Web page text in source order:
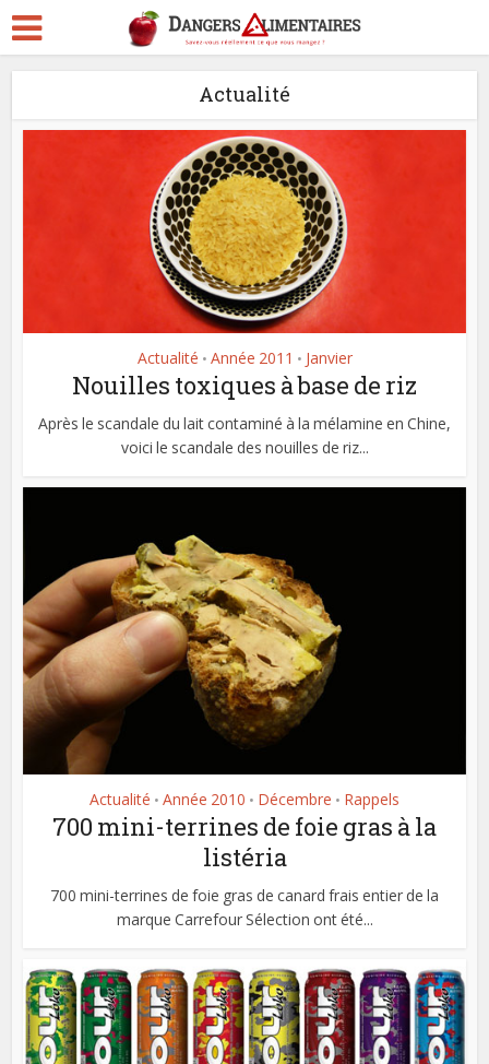
Actualité
Actualité • Année 2011 • Janvier
Nouilles toxiques à base de riz
Après le scandale du lait contaminé à la mélamine en Chine,
voici le scandale des nouilles de riz...
Actualité • Année 2010 • Décembre • Rappels
700 mini-terrines de foie gras à la
listéria
700 mini-terrines de foie gras de canard frais entier de la
marque Carrefour Sélection ont été...